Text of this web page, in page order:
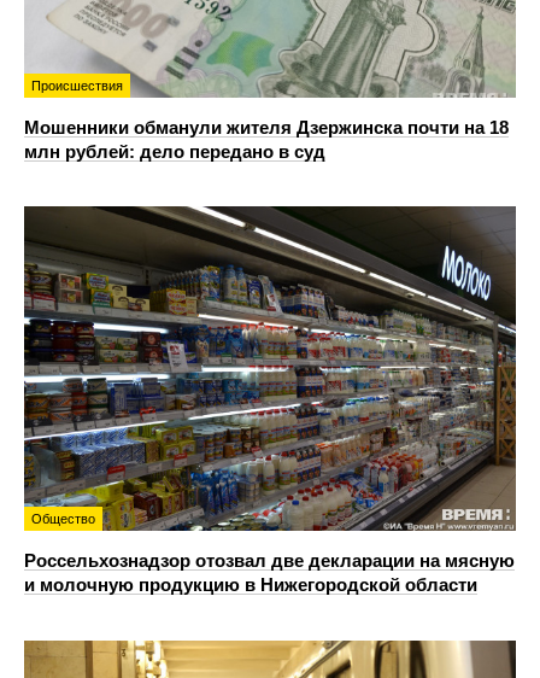
Происшествия
Мошенники обманули жителя Дзержинска почти на 18
млн рублей: дело передано в суд
Общество
Россельхознадзор отозвал две декларации на мясную
и молочную продукцию в Нижегородской области